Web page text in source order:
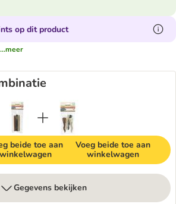
op dit product
...meer
beide toe aan
winkelwagen
Voeg beide toe aan
winkelwagen
Gegevens bekijken